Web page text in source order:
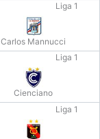
Liga 1
Carlos Mannucci
Liga 1
Cienciano
Liga 1